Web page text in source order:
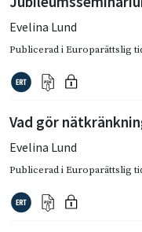
Evelina Lund
Publicerad iEuroparättslig
Vad gör
Evelina Lund
Publicerad iEuroparättslig